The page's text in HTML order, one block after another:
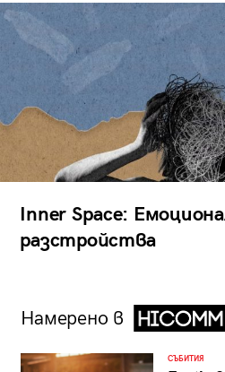
Inner Space:
разстройства
Намерено в
СЪБИТИЯ